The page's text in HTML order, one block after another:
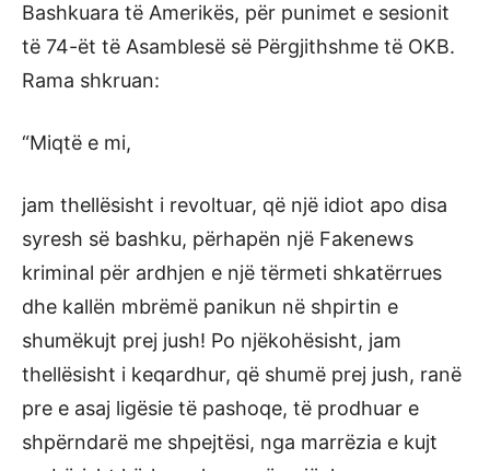
Bashkuara të Amerikës, për punimet e sesionit
të 74-ët të Asamblesë së Përgjithshme të OKB.
Rama shkruan:
“Miqtë e mi,
jam thellësisht i revoltuar, që një idiot apo disa
syresh së bashku, përhapën një Fakenews
kriminal për ardhjen e një tërmeti shkatërrues
dhe kallën mbrëmë panikun në shpirtin e
shumëkujt prej jush! Po njëkohësisht, jam
thellësisht i keqardhur, që shumë prej jush, ranë
pre e asaj ligësie të pashoqe, të prodhuar e
shpërndarë me shpejtësi, nga marrëzia e kujt